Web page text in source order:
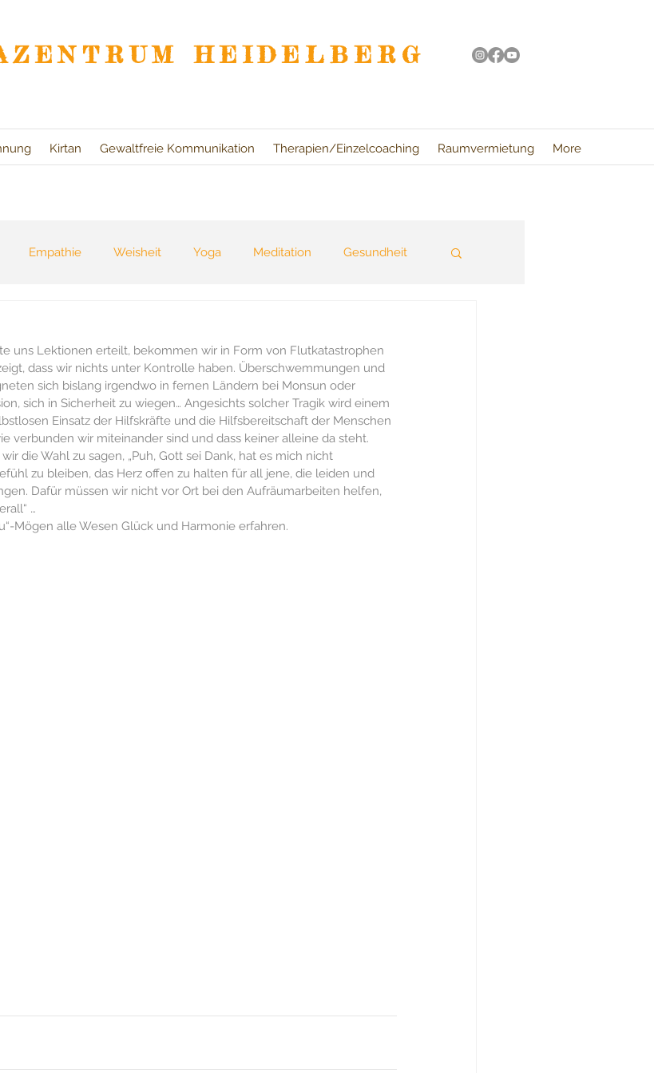
HEIDELBERG
Kirtan Gewaltfreie Kommunikation Therapien/Einzelcoaching Raumvermietung More
Empathie Weisheit Yoga Meditation Gesundheit
Pranayama Frieden Tod Diskurs
Hydrotherapie Eisbaden Journalismus Nachrichten
uns Lektionen erteilt, bekommen wir in Form von Flutkatastrophen
dass wir nichts unter Kontrolle haben. Überschwemmungen und
sich bislang irgendwo in fernen Ländern bei Monsun oder
sich in Sicherheit zu wiegen… Angesichts solcher Tragik wird einem
Einsatz der Hilfskräfte und die Hilfsbereitschaft der Menschen
verbunden wir miteinander sind und dass keiner alleine da steht.
die Wahl zu sagen, „Puh, Gott sei Dank, hat es mich nicht
zu bleiben, das Herz offen zu halten für all jene, die leiden und
Dafür müssen wir nicht vor Ort bei den Aufräumarbeiten helfen,
…
Mögen alle Wesen Glück und Harmonie erfahren.